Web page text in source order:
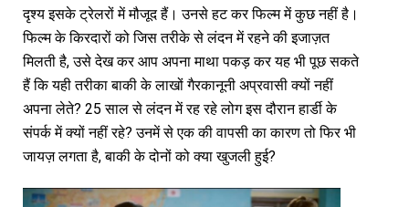
दृश्य इसके ट्रेलरों में मौजूद हैं। उनसे हट कर फिल्म में कुछ नहीं है।
फिल्म के किरदारों को जिस तरीके से लंदन में रहने की इजाज़त
मिलती है, उसे देख कर आप अपना माथा पकड़ कर यह भी पूछ सकते
हैं कि यही तरीका बाकी के लाखों गैरकानूनी अप्रवासी क्यों नहीं
अपना लेते? 25 साल से लंदन में रह रहे लोग इस दौरान हार्डी के
संपर्क में क्यों नहीं रहे? उनमें से एक की वापसी का कारण तो फिर भी
जायज़ लगता है, बाकी के दोनों को क्या खुजली हुई?